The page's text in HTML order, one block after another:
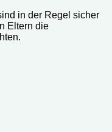
in der Regel sicher
Eltern die